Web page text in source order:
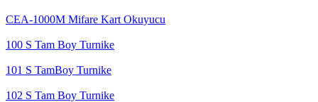
CEA-1000M Mifare Kart Okuyucu
100 S Tam Boy Turnike
101 S TamBoy Turnike
102 S Tam Boy Turnike